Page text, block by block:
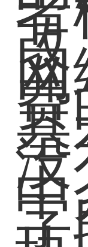
改
基
没
字